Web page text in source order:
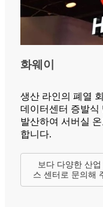
화웨이
생산 라인의 폐열
데이터센터 증발
발산하여 서버실
합니다.
보다 다양한 산
스 센터로 문의해